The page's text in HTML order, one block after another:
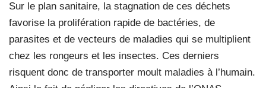
Sur le plan sanitaire, la stagnation de ces déchets
favorise la prolifération rapide de bactéries, de
parasites et de vecteurs de maladies qui se multiplient
chez les rongeurs et les insectes. Ces derniers
risquent donc de transporter moult maladies à l’humain.